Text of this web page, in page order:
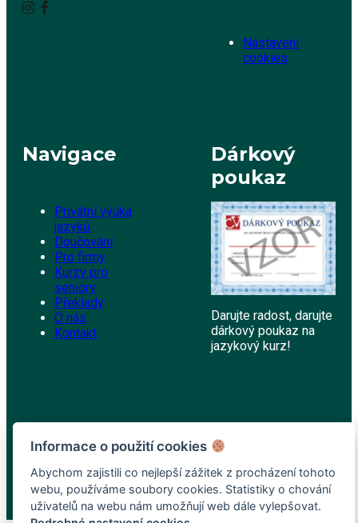
Nastavení
cookies
Navigace
Privátní výuka
jazyků
Doučování
Pro firmy
Kurzy pro
seniory
Překlady
O nás
Kontakt
Dárkový
poukaz
Darujte radost, darujte
dárkový poukaz na
jazykový kurz!
Informace o použití cookies
Abychom zajistili co nejlepší zážitek z procházení tohoto
webu, používáme soubory cookies. Statistiky o chování
uživatelů na webu nám umožňují web dále vylepšovat.